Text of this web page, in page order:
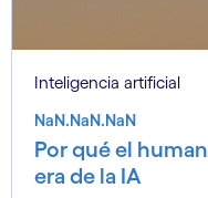
Inteligencia artificial
NaN.NaN.NaN
Por qué el
era de la IA